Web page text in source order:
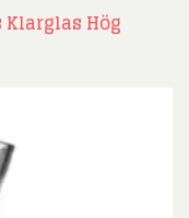
Klarglas Hög